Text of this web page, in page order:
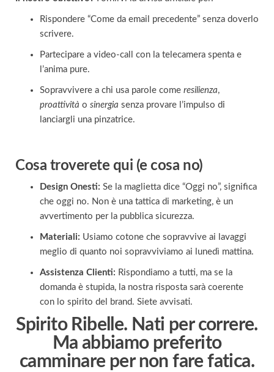
Rispondere “Come da email precedente” senza doverlo
scrivere.
Partecipare a video-call con la telecamera spenta e
l’anima pure.
Sopravvivere a chi usa parole come resilienza,
proattività o sinergia senza provare l’impulso di
lanciargli una pinzatrice.
Cosa troverete qui (e cosa no)
Design Onesti: Se la maglietta dice “Oggi no”, significa
che oggi no. Non è una tattica di marketing, è un
avvertimento per la pubblica sicurezza.
Materiali: Usiamo cotone che sopravvive ai lavaggi
meglio di quanto noi sopravviviamo ai lunedì mattina.
Assistenza Clienti: Rispondiamo a tutti, ma se la
domanda è stupida, la nostra risposta sarà coerente
con lo spirito del brand. Siete avvisati.
Spirito Ribelle. Nati per correre.
Ma abbiamo preferito
camminare per non fare fatica.